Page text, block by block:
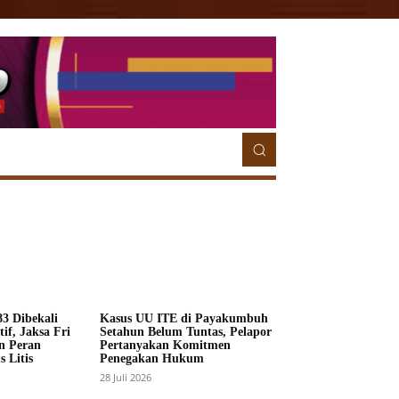
Dibekali
Jaksa Fri
Peran
Litis
Kasus UU ITE di Payakumbuh
Setahun Belum Tuntas, Pelapor
Pertanyakan Komitmen
Penegakan Hukum
28 Juli 2026